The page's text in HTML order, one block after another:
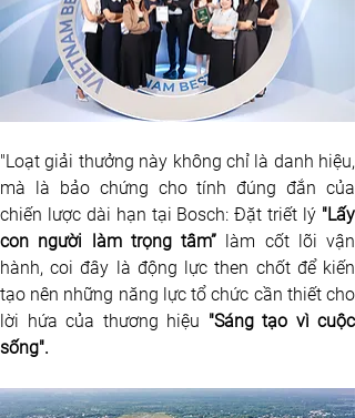
"Loạt giải thưởng này không chỉ là danh hiệu,
mà là bảo chứng cho tính đúng đắn của
chiến lược dài hạn tại Bosch: Đặt triết lý "Lấy
con người làm trọng tâm” làm cốt lõi vận
hành, coi đây là động lực then chốt để kiến
tạo nên những năng lực tổ chức cần thiết cho
lời hứa của thương hiệu "Sáng tạo vì cuộc
sống".